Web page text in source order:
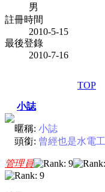
男
註冊時間
2010-5-15
最後登錄
2010-7-16
TOP
小誌
暱稱: 小誌
頭銜: 曾經也是水電工
管理員